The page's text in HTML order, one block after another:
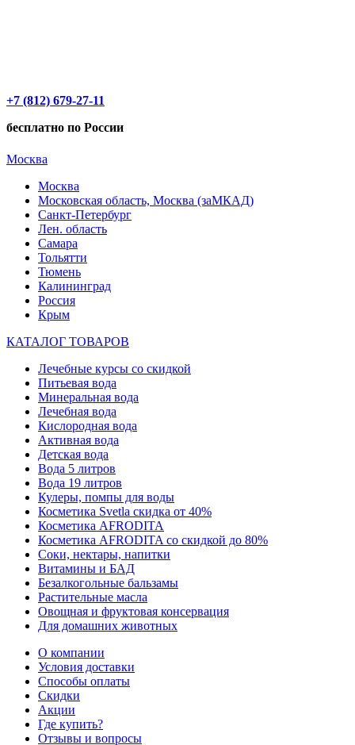
+7 (812) 679-27-11
бесплатно по России
Москва
Москва
Московская область, Москва (заМКАД)
Санкт-Петербург
Лен. область
Самара
Тольятти
Тюмень
Калининград
Россия
Крым
КАТАЛОГ ТОВАРОВ
Лечебные курсы со скидкой
Питьевая вода
Минеральная вода
Лечебная вода
Кислородная вода
Активная вода
Детская вода
Вода 5 литров
Вода 19 литров
Кулеры, помпы для воды
Косметика Svetla скидка от 40%
Косметика AFRODITA
Косметика AFRODITA со скидкой до 80%
Соки, нектары, напитки
Витамины и БАД
Безалкогольные бальзамы
Растительные масла
Овощная и фруктовая консервация
Для домашних животных
О компании
Условия доставки
Способы оплаты
Скидки
Акции
Где купить?
Отзывы и вопросы